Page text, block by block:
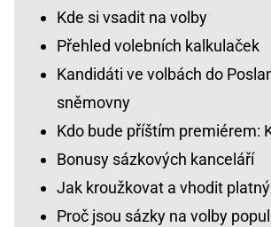
Kde si vsadit na volby
Přehled volebních kalkulaček
Kandidáti ve volbách do
sněmovny
Kdo bude příštím premiérem:
Bonusy sázkových kanceláří
Jak kroužkovat a vhodit
Proč jsou sázky na volby